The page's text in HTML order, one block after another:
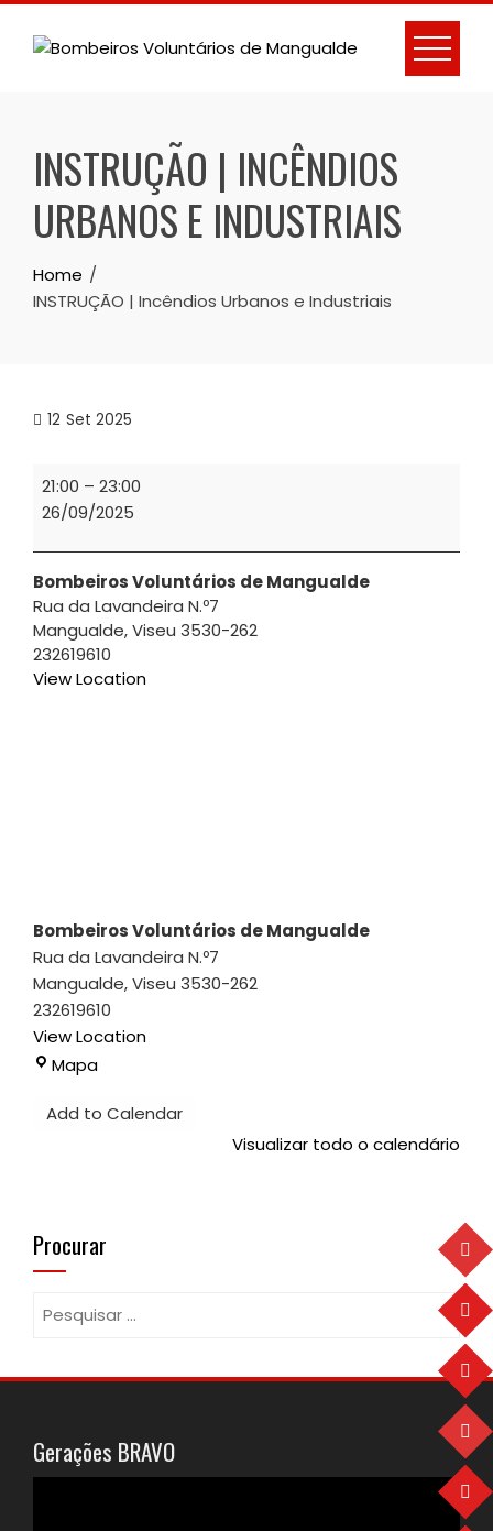
Skip
INSTRUÇÃO | INCÊNDIOS
URBANOS E INDUSTRIAIS
Home
INSTRUÇÃO | Incêndios Urbanos e Industriais
12 Set 2025
INSTRUÇÃO
Urbanos
e
Industriais
21:00 – 23:00
26/09/2025
Bombeiros Voluntários de Mangualde
Rua da Lavandeira N.º7
Mangualde,Viseu 3530-262
232619610
View Location
Bombeiros Voluntários de Mangualde
Rua da Lavandeira N.º7
Mangualde,Viseu 3530-262
232619610
View Location
MapaBombeiros
de
Add to Calendar
Visualizar todo o calendário
Procurar
Pesquisar
Gerações BRAVO